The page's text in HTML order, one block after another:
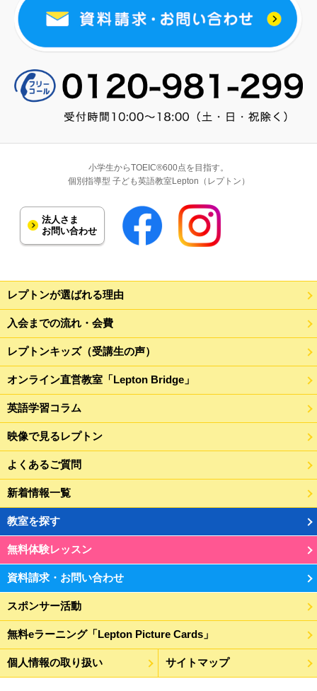
小学生からTOEIC®600点を目指す。
個別指導型 子ども英語教室Lepton（レプトン）
法人さま
お問い合わせ
レプトンが選ばれる理由
入会までの流れ・会費
レプトンキッズ（受講生の声）
オンライン直営教室「Lepton Bridge」
英語学習コラム
映像で見るレプトン
よくあるご質問
新着情報一覧
教室を探す
無料体験レッスン
資料請求・お問い合わせ
スポンサー活動
無料eラーニング「Lepton Picture Cards」
個人情報の取り扱い サイトマップ